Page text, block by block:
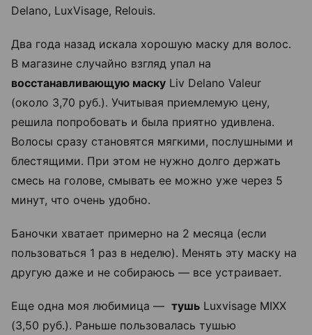
Delano, LuxVisage, Relouis.
Два года назад искала хорошую маску для волос.
В магазине случайно взгляд упал на
восстанавливающую маску Liv Delano Valeur
(около 3,70 руб.). Учитывая приемлемую цену,
решила попробовать и была приятно удивлена.
Волосы сразу становятся мягкими, послушными и
блестящими. При этом не нужно долго держать
смесь на голове, смывать ее можно уже через 5
минут, что очень удобно.
Баночки хватает примерно на 2 месяца (если
пользоваться 1 раз в неделю). Менять эту маску на
другую даже и не собираюсь — все устраивает.
Еще одна моя любимица — тушь Luxvisage MIXX
(3,50 руб.). Раньше пользовалась тушью